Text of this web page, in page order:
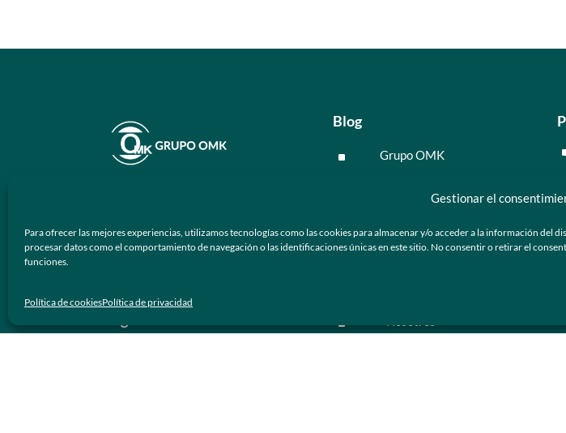
Gestionar el
Para ofrecer las mejores experiencias, utilizamos tecnologías como las cookies para almacenar y/o acceder a la información del
procesar datos como el comportamiento de navegación o las identificaciones únicas en este sitio. No consentir o retirar el
funciones.
Política de cookiesPolítica de privacidad
ópticos y lentes de sol de calidad y
Blog
^ Grupo OMK
^ Tecnología
^